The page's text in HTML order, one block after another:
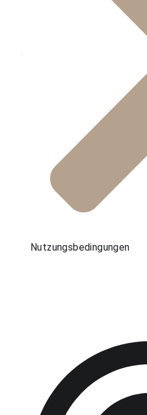
Nutzungsbedingungen